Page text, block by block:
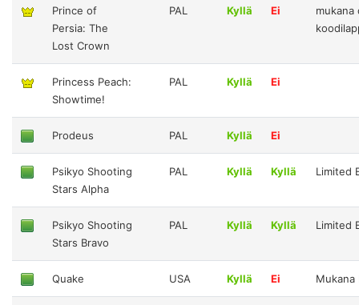
Prince of
Persia: The
Lost Crown
PAL Kyllä Ei
mukana
Princess Peach:
Showtime!
PAL Kyllä Ei
Prodeus PAL Kyllä Ei
Psikyo Shooting
Stars Alpha
PAL Kyllä Kyllä Limited
Psikyo Shooting
Stars Bravo
PAL Kyllä Kyllä Limited
Quake USA Kyllä Ei